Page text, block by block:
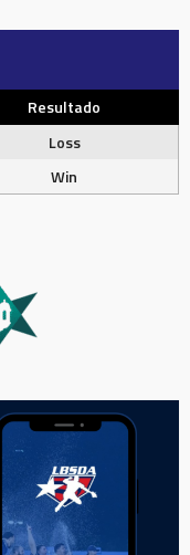
Resultado
Loss
Win